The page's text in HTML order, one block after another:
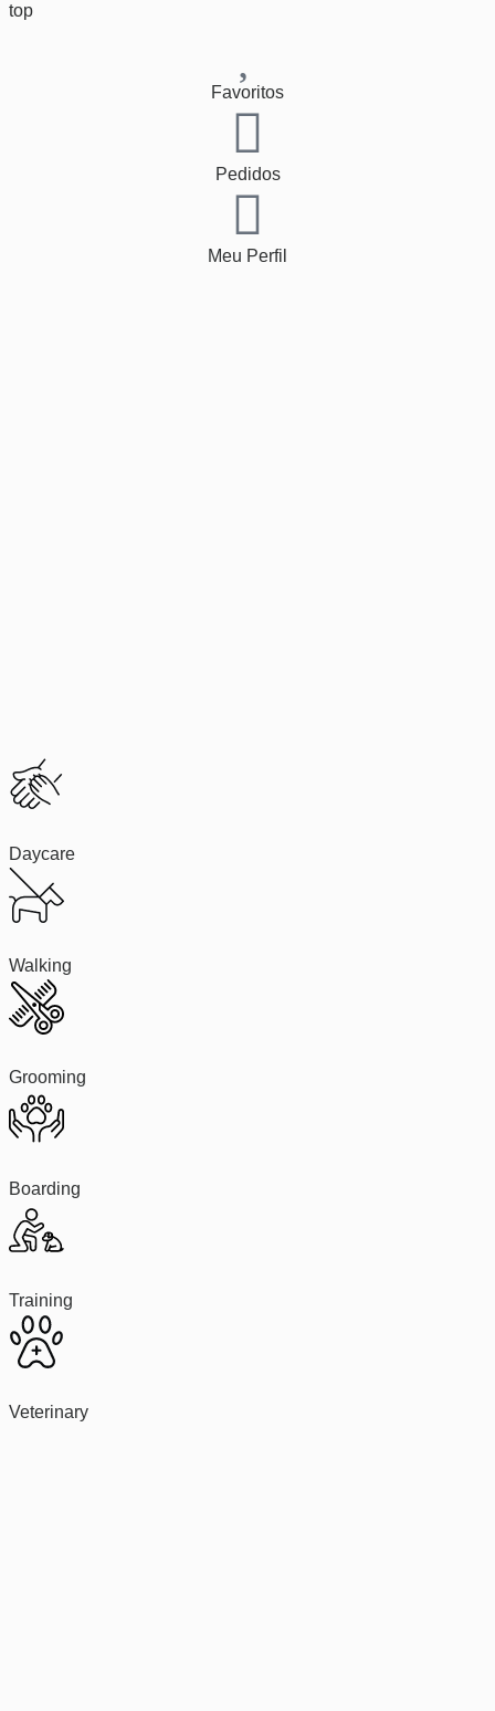
top
Favoritos
Pedidos
Meu Perfil
Daycare
Walking
Grooming
Boarding
Training
Veterinary